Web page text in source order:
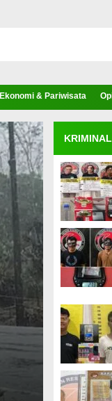
Ekonomi & Pariwisata
KRIMINAL